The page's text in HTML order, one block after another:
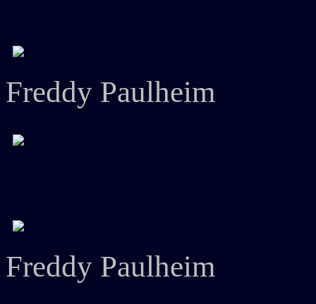
Freddy Paulheim
Freddy Paulheim